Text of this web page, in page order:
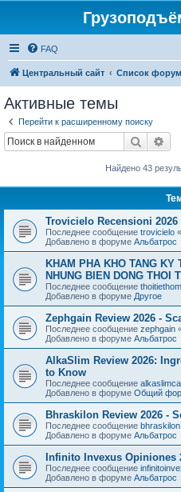
FAQ
Центральный сайт Список
Активные темы
Перейти к расширенному поиску
Поиск
Найдено 43
Trovicielo Recensioni
Последнее сообщение trovicielo «
Добавлено в форуме Альбатрос
KHAM PHA KHO TANG KY
NHUNG BIEN DONG THOI
Последнее сообщение
Добавлено в форуме Другое
Zephgain Review 2026 -
Последнее сообщение zephgain
Добавлено в форуме Альбатрос
AlkaSlim Review 2026:
to Know
Последнее сообщение
Добавлено в форуме Общий
Bhraskilon Review 2026 -
Последнее сообщение bhraskilon
Добавлено в форуме Альбатрос
Infinito Invexus Opiniones
Последнее сообщение
Добавлено в форуме Альбатрос